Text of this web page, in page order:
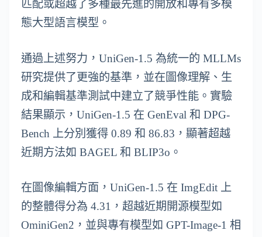
匹配或超越了多種最先進的開放和專有多模
態大型語言模型。
通過上述努力，UniGen-1.5 為統一的 MLLMs
研究提供了更強的基準，並在圖像理解、生
成和編輯基準測試中建立了競爭性能。實驗
結果顯示，UniGen-1.5 在 GenEval 和 DPG-
Bench 上分別獲得 0.89 和 86.83，顯著超越
近期方法如 BAGEL 和 BLIP3o。
在圖像編輯方面，UniGen-1.5 在 ImgEdit 上
的整體得分為 4.31，超越近期開源模型如
OminiGen2，並與專有模型如 GPT-Image-1 相